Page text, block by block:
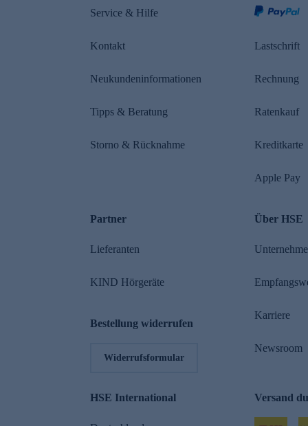
Service & Hilfe
Kontakt
Neukundeninformationen
Tipps & Beratung
Storno & Rücknahme
Lastschrift
Rechnung
Ratenkauf
Kreditkarte
Apple Pay
Partner
Lieferanten
KIND Hörgeräte
Bestellung widerrufen
Widerrufsformular
Über HSE
Karriere
Newsroom
HSE International Versand